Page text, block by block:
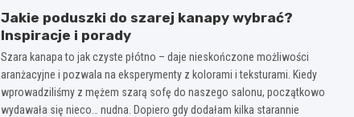
Jakie poduszki do szarej kanapy wybrać?
Inspiracje i porady
Szara kanapa to jak czyste płótno – daje nieskończone możliwości
aranżacyjne i pozwala na eksperymenty z kolorami i teksturami. Kiedy
wprowadziliśmy z mężem szarą sofę do naszego salonu, początkowo
wydawała się nieco… nudna. Dopiero gdy dodałam kilka starannie